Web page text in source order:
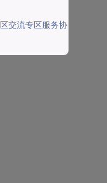
区交流专区服务协